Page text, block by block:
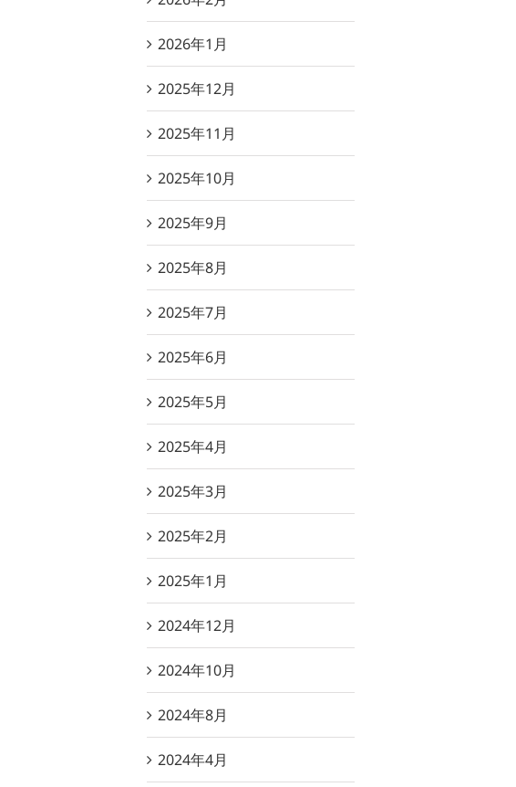
2026年1月
2025年12月
2025年11月
2025年10月
2025年9月
2025年8月
2025年7月
2025年6月
2025年5月
2025年4月
2025年3月
2025年2月
2025年1月
2024年12月
2024年10月
2024年8月
2024年4月